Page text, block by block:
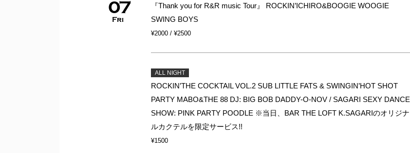
07
Fri
『Thank you for R&R music Tour』 ROCKIN’ICHIRO&BOOGIE WOOGIE
SWING BOYS
¥2000 / ¥2500
ALL NIGHT
ROCKIN’THE COCKTAIL VOL.2 SUB LITTLE FATS & SWINGIN’HOT SHOT
PARTY MABO&THE 88 DJ: BIG BOB DADDY-O-NOV / SAGARI SEXY DANCE
SHOW: PINK PARTY POODLE ※当日、BAR THE LOFT K.SAGARIのオリジナ
ルカクテルを限定サービス!!
¥1500